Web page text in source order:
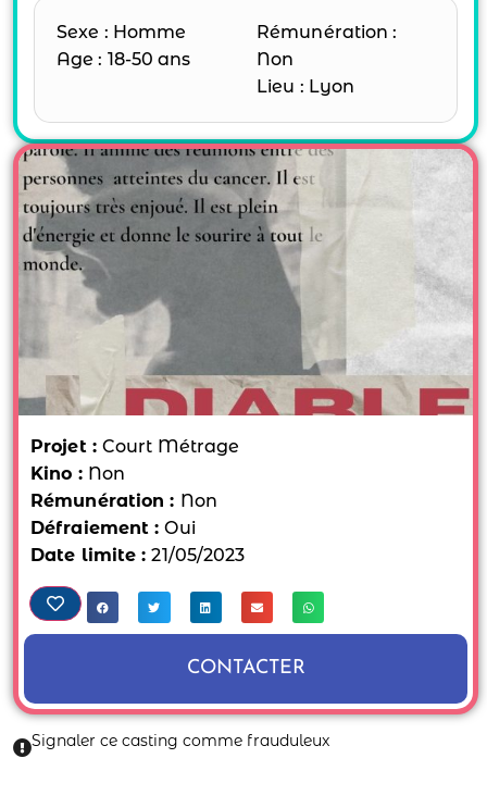
Sexe : Homme
Age : 18-50 ans
Rémunération :
Non
Lieu : Lyon
Projet : Court Métrage
Kino : Non
Rémunération : Non
Défraiement :Oui
Date limite :21/05/2023
CONTACTER
Signaler ce casting comme frauduleux